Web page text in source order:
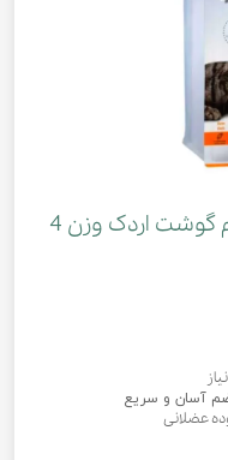
غذای خشک گربه هپی کت با طعم گوشت اردک وزن 4
آسان و سریع
عضلانی